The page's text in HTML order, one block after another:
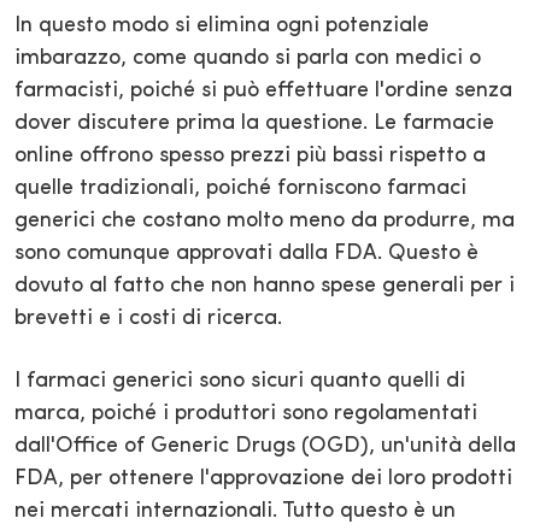
In questo modo si elimina ogni potenziale
imbarazzo, come quando si parla con medici o
farmacisti, poiché si può effettuare l'ordine senza
dover discutere prima la questione. Le farmacie
online offrono spesso prezzi più bassi rispetto a
quelle tradizionali, poiché forniscono farmaci
generici che costano molto meno da produrre, ma
sono comunque approvati dalla FDA. Questo è
dovuto al fatto che non hanno spese generali per i
brevetti e i costi di ricerca.
I farmaci generici sono sicuri quanto quelli di
marca, poiché i produttori sono regolamentati
dall'Office of Generic Drugs (OGD), un'unità della
FDA, per ottenere l'approvazione dei loro prodotti
nei mercati internazionali. Tutto questo è un